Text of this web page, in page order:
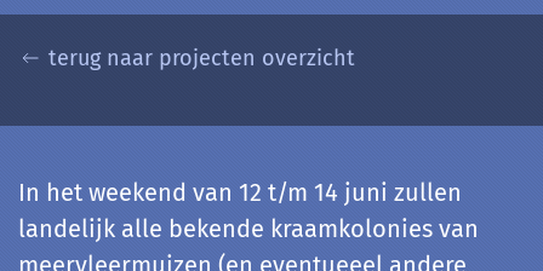
terug naar projecten overzicht
In het weekend van 12 t/m 14 juni zullen
landelijk alle bekende kraamkolonies van
meervleermuizen (en eventueeel andere